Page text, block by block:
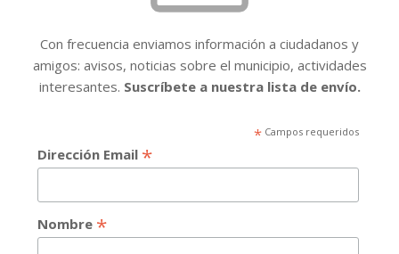
Con frecuencia enviamos información a ciudadanos y
amigos: avisos, noticias sobre el municipio, actividades
interesantes. Suscríbete a nuestra lista de envío.
*Campos requeridos
Dirección Email *
Nombre *